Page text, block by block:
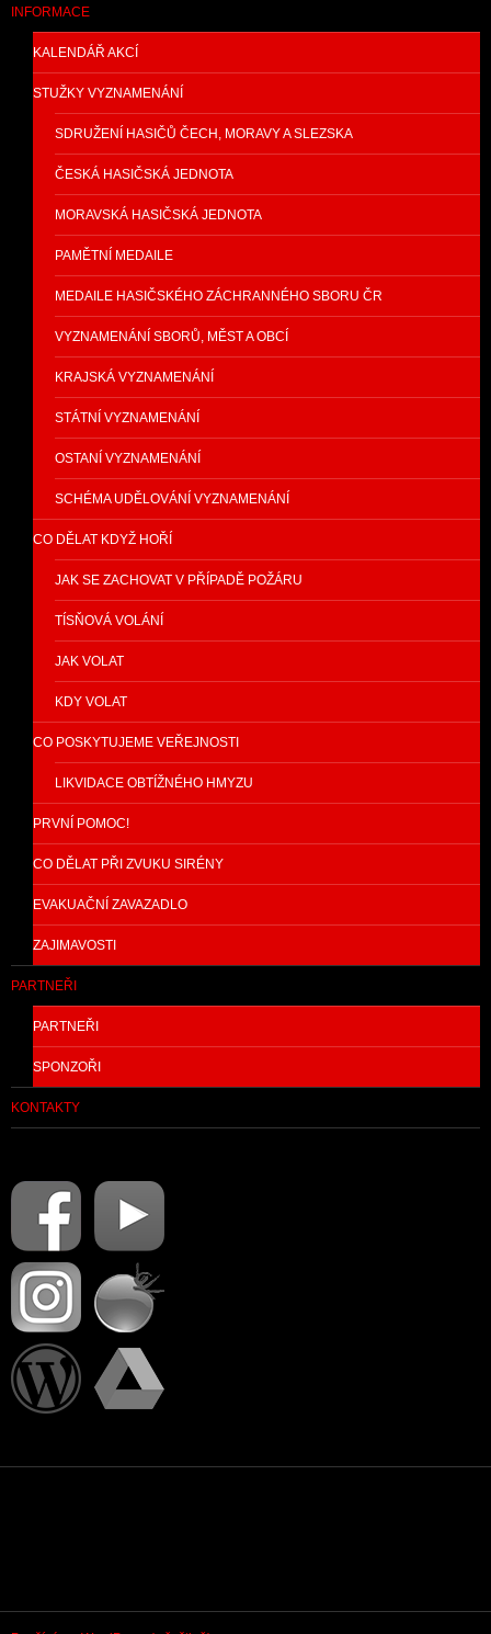
INFORMACE
KALENDÁŘ AKCÍ
STUŽKY VYZNAMENÁNÍ
SDRUŽENÍ HASIČŮ ČECH, MORAVY A SLEZSKA
ČESKÁ HASIČSKÁ JEDNOTA
MORAVSKÁ HASIČSKÁ JEDNOTA
PAMĚTNÍ MEDAILE
MEDAILE HASIČSKÉHO ZÁCHRANNÉHO SBORU ČR
VYZNAMENÁNÍ SBORŮ, MĚST A OBCÍ
KRAJSKÁ VYZNAMENÁNÍ
STÁTNÍ VYZNAMENÁNÍ
OSTANÍ VYZNAMENÁNÍ
SCHÉMA UDĚLOVÁNÍ VYZNAMENÁNÍ
CO DĚLAT KDYŽ HOŘÍ
JAK SE ZACHOVAT V PŘÍPADĚ POŽÁRU
TÍSŇOVÁ VOLÁNÍ
JAK VOLAT
KDY VOLAT
CO POSKYTUJEME VEŘEJNOSTI
LIKVIDACE OBTÍŽNÉHO HMYZU
PRVNÍ POMOC!
CO DĚLAT PŘI ZVUKU SIRÉNY
EVAKUAČNÍ ZAVAZADLO
ZAJIMAVOSTI
PARTNEŘI
PARTNEŘI
SPONZOŘI
KONTAKTY